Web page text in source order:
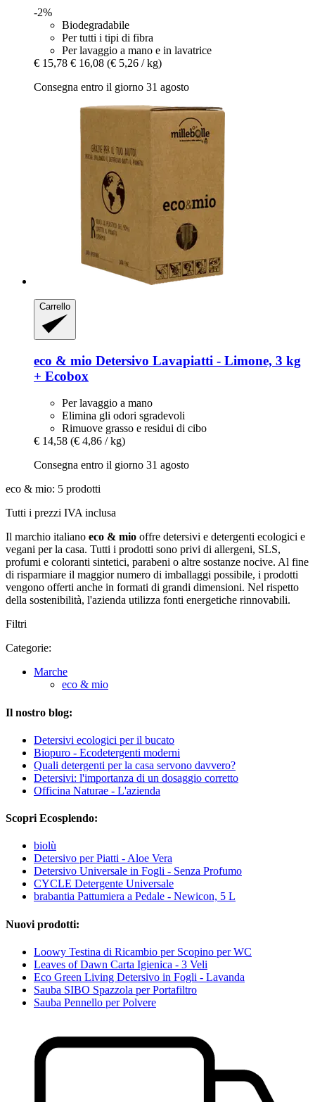
-2%
Biodegradabile
Per tutti i tipi di fibra
Per lavaggio a mano e in lavatrice
€ 15,78 € 16,08 (€ 5,26 / kg)
Consegna entro il giorno 31 agosto
Carrello
eco & mio Detersivo Lavapiatti -​ Limone, 3 kg
+ Ecobox
Per lavaggio a mano
Elimina gli odori sgradevoli
Rimuove grasso e residui di cibo
€ 14,58 (€ 4,86 / kg)
Consegna entro il giorno 31 agosto
eco & mio: 5 prodotti
Tutti i prezzi IVA inclusa
Il marchio italiano eco & mio offre detersivi e detergenti ecologici e
vegani per la casa. Tutti i prodotti sono privi di allergeni, SLS,
profumi e coloranti sintetici, parabeni o altre sostanze nocive. Al fine
di risparmiare il maggior numero di imballaggi possibile, i prodotti
vengono offerti anche in formati di grandi dimensioni. Nel rispetto
della sostenibilità, l'azienda utilizza fonti energetiche rinnovabili.
Filtri
Categorie:
Marche
eco & mio
Il nostro blog:
Detersivi ecologici per il bucato
Biopuro - Ecodetergenti moderni
Quali detergenti per la casa servono davvero?
Detersivi: l'importanza di un dosaggio corretto
Officina Naturae - L'azienda
Scopri Ecosplendo:
biolù
Detersivo per Piatti - Aloe Vera
Detersivo Universale in Fogli - Senza Profumo
CYCLE Detergente Universale
brabantia Pattumiera a Pedale - Newicon, 5 L
Nuovi prodotti:
Loowy Testina di Ricambio per Scopino per WC
Leaves of Dawn Carta Igienica - 3 Veli
Eco Green Living Detersivo in Fogli - Lavanda
Sauba SIBO Spazzola per Portafiltro
Sauba Pennello per Polvere